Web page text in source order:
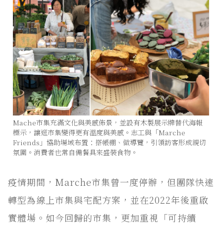
Mache市集充滿文化與美感佈景，並設有木製展示牌替代海報
標示，讓逛市集變得更有溫度與美感。志工與「Marche
Friends」協助場域布置：搭帳棚、做導覽，引領訪客形成親切
氛圍。消費者也常自備餐具來盛裝食物。
疫情期間，Marche市集曾一度停辦，但團隊快速
轉型為線上市集與宅配方案，並在2022年後重啟
實體場。如今回歸的市集，更加重視「可持續